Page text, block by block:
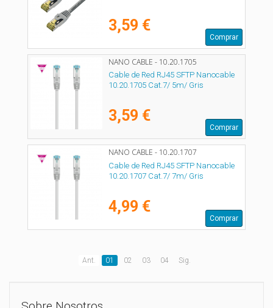
3,59 €
Comprar
NANO CABLE - 10.20.1705
Cable de Red RJ45 SFTP Nanocable
10.20.1705 Cat.7/ 5m/ Gris
3,59 €
Comprar
NANO CABLE - 10.20.1707
Cable de Red RJ45 SFTP Nanocable
10.20.1707 Cat.7/ 7m/ Gris
4,99 €
Comprar
Ant. 01 02 03 04 Sig.